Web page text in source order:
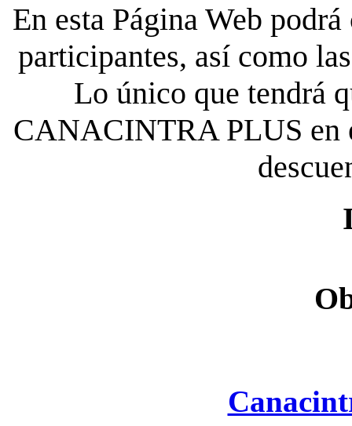
En esta Página Web
participantes, así como
Lo único que tendrá
CANACINTRA PLUS en